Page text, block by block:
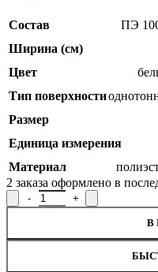
Состав
ПЭ
Ширина (см)
Цвет
Тип поверхности
Размер
Единица измерения
Материал
2 заказа оформлено в
Количество товара Лента
В